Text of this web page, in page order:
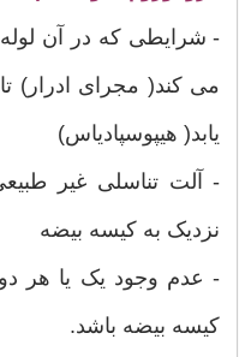
- شرایطی که در آن
می کند( مجرای ادرار)
یابد( هیپوسپادیاس)
- آلت تناسلی غیر
نزدیک به کیسه بیضه
- عدم وجود یک یا هر
کیسه بیضه باشد.